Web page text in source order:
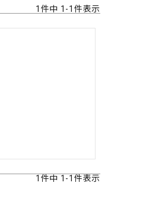
1 件中 1 -1 件表示
1 件中 1 -1 件表示